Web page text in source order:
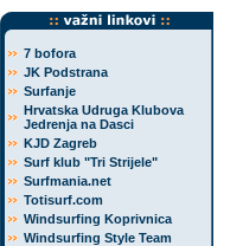
7 bofora
JK Podstrana
Surfanje
Hrvatska Udruga Klubova
Jedrenja na Dasci
KJD Zagreb
Surf klub "Tri Strijele"
Surfmania.net
Totisurf.com
Windsurfing Koprivnica
Windsurfing Style Team